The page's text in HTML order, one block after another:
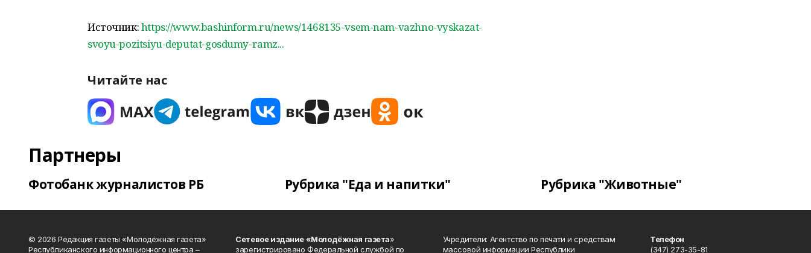
Источник:https://www.bashinform.ru/news/1468135-vsem-nam-vazhno-vyskazat-
svoyu-pozitsiyu-deputat-gosdumy-ramz...
Читайте нас
Партнеры
Фотобанк журналистов РБ Рубрика "Еда и напитки" Рубрика "Животные"
© 2026 Редакция газеты «Молодёжная газета»
Республиканского информационного центра –
Сетевое издание «Молодёжная газета»
зарегистрировано Федеральной службой по
Учредители: Агентство по печати и средствам
массовой информации Республики
Телефон
(347) 273-35-81